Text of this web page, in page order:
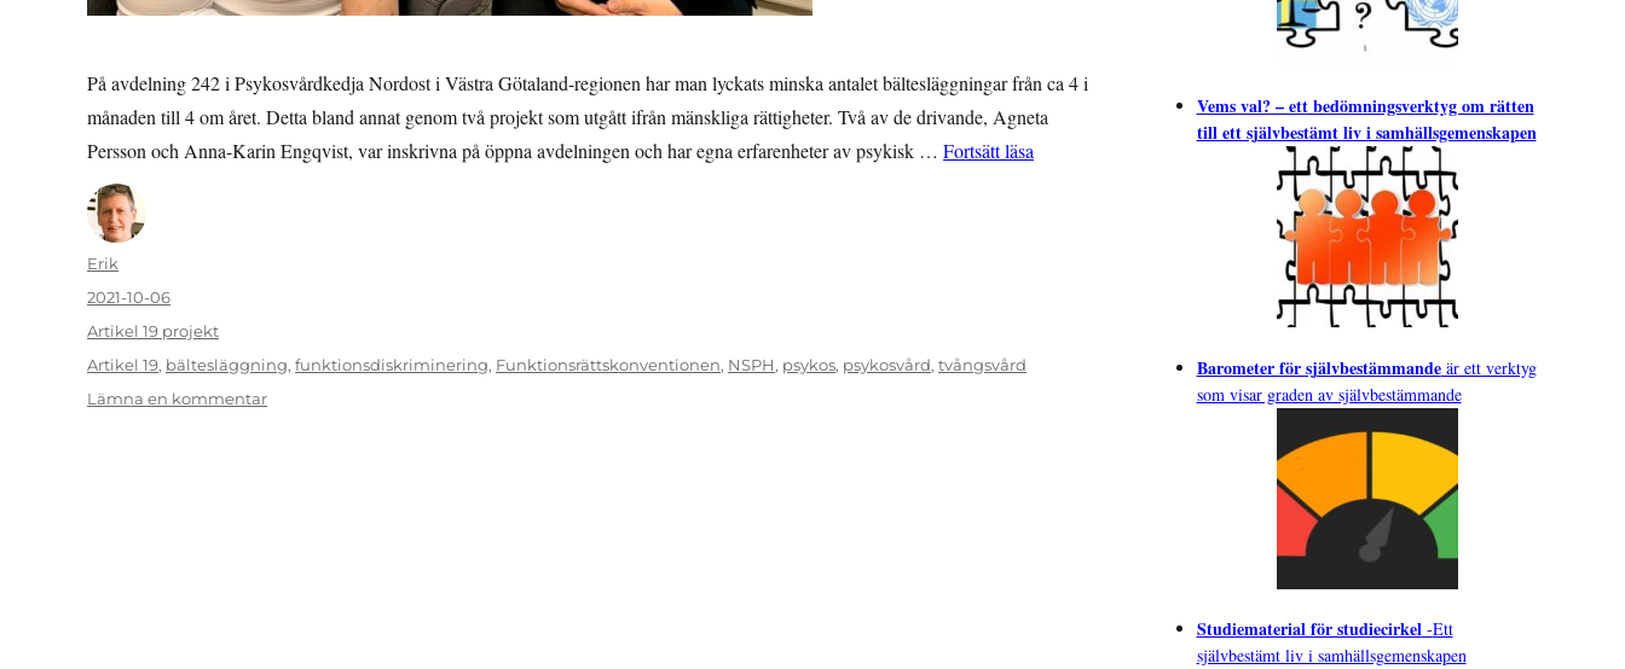
På avdelning 242 i Psykosvårdkedja Nordost i Västra Götaland-regionen har man lyckats minska antalet bältesläggningar från ca 4 i
månaden till 4 om året. Detta bland annat genom två projekt som utgått ifrån mänskliga rättigheter. Två av de drivande, Agneta
Persson och Anna-Karin Engqvist, var inskrivna på öppna avdelningen och har egna erfarenheter av psykisk … Fortsätt läsa ”Från fyra bältesläggningar i månaden till fyra om året”
Författare
Erik
Publicerat
den
2021-10-06
Kategorier
Artikel 19 projekt
Etiketter
Artikel 19, bältesläggning, funktionsdiskriminering, Funktionsrättskonventionen, NSPH, psykos, psykosvård, tvångsvård
Lämna en kommentartill
Vems val? – ett bedömningsverktyg om rätten
till ett självbestämt liv i samhällsgemenskapen
Barometer för självbestämmandeär ett verktyg
som visar graden av självbestämmande
Studiematerial för studiecirkel-Ett
självbestämt liv i samhällsgemenskapen